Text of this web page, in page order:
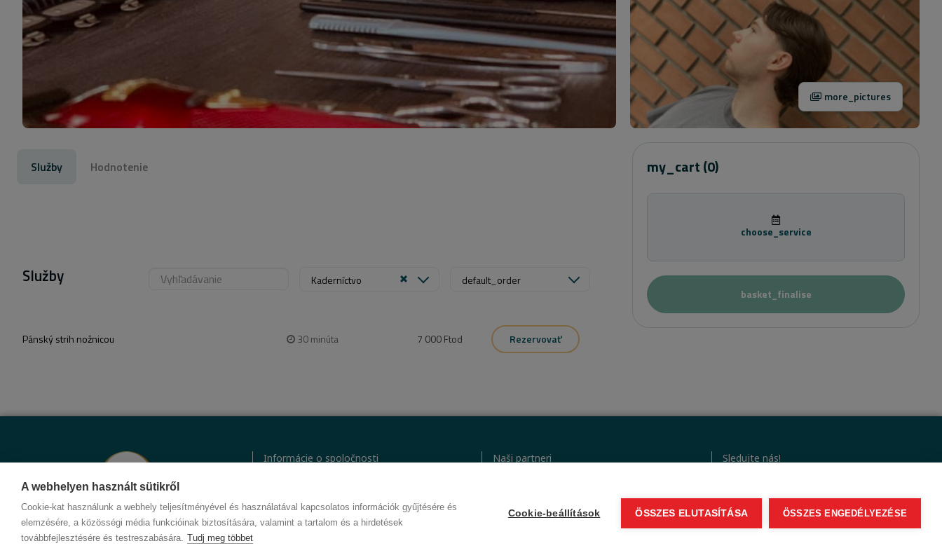
A webhelyen használt sütikről
Cookie-kat használunk a webhely teljesítményével és használatával kapcsolatos információk gyűjtésére és
elemzésére, a közösségi média funkcióinak biztosítására, valamint a tartalom és a hirdetések
továbbfejlesztésére és testreszabására. Tudj meg többet
Cookie-beállítások ÖSSZES ELUTASÍTÁSA ÖSSZES ENGEDÉLYEZÉSE
more_pictures
Služby Hodnotenie
Služby Kaderníctvo default_order
Pánský strih nožnicou 30minúta 7 000 Ftod Rezervovať
my_cart(0)
choose_service
basket_finalise
Informácie o spoločnosti
Kontakt
Naši partneri
Sledujte nás!
© 2012 Beauty World Net Kft. Alle Rechte vorbehalten.